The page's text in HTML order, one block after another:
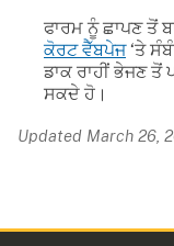
ਫਾਰਮ ਨੂੰ ਛਾਪਣ ਤੋਂ
ਕੋਰਟ ਵੈੱਬਪੇਜ‘ਤੇ
ਡਾਕ ਰਾਹੀਂ ਭੇਜਣ ਤੋਂ
ਸਕਦੇ ਹੋ।
Updated March 26,